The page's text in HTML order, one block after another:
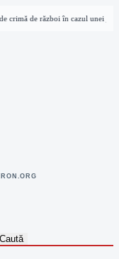
crimă de război în cazul unei